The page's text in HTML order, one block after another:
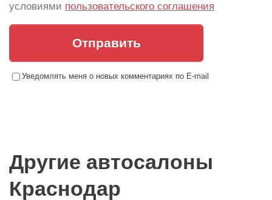
условиями пользовательского соглашения
Отправить
Уведомлять меня о новых комментариях по E-mail
Другие автосалоны
Краснодар